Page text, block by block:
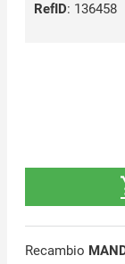
RefID: 136458
Recambio